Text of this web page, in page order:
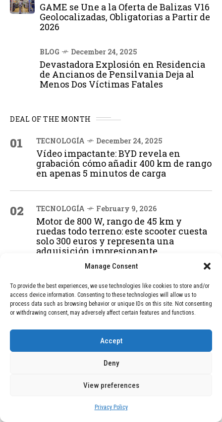
Manage Consent
To provide the best experiences, we use technologies like cookies to store and/or
access device information. Consenting to these technologies will allow us to
process data such as browsing behavior or unique IDs on this site. Not consenting
or withdrawing consent, may adversely affect certain features and functions.
Accept
Deny
View preferences
Privacy Policy
GAME se Une a la Oferta de Balizas V16
Geolocalizadas, Obligatorias a Partir de
2026
BLOG December 24, 2025
Devastadora Explosión en Residencia
de Ancianos de Pensilvania Deja al
Menos Dos Víctimas Fatales
DEAL OF THE MONTH
01 TECNOLOGÍA December 24, 2025
Vídeo impactante: BYD revela en
grabación cómo añadir 400 km de rango
en apenas 5 minutos de carga
02 TECNOLOGÍA February 9, 2026
Motor de 800 W, rango de 45 km y
ruedas todo terreno: este scooter cuesta
solo 300 euros y representa una
adquisición impresionante
03 BLOG December 24, 2025
GAME se Une a la Oferta de Balizas V16
Geolocalizadas, Obligatorias a Partir de
2026
04 BLOG December 24, 2025
Devastadora Explosión en Residencia
Menos Dos Víctimas Fatales